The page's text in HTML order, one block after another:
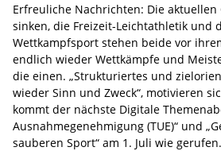
Erfreuliche Nachrichten: Die aktuellen
sinken, die Freizeit-Leichtathletik und
Wettkampfsport stehen beide vor
endlich wieder Wettkämpfe und
die einen. „Strukturiertes und
wieder Sinn und Zweck“, motivieren
kommt der nächste Digitale
Ausnahmegenehmigung (TUE)“ und
sauberen Sport“ am 1. Juli wie gerufen.